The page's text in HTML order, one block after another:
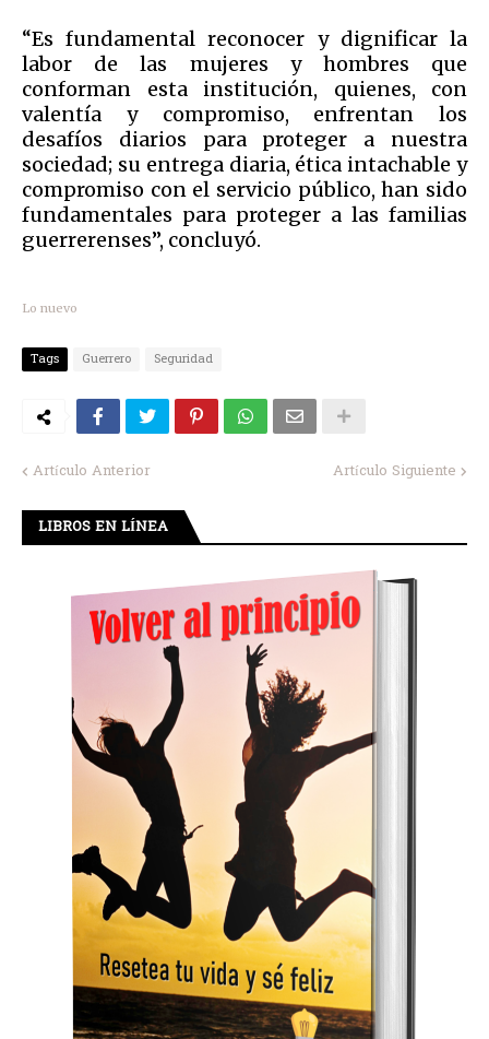
“Es fundamental reconocer y dignificar la
labor de las mujeres y hombres que
conforman esta institución, quienes, con
valentía y compromiso, enfrentan los
desafíos diarios para proteger a nuestra
sociedad; su entrega diaria, ética intachable y
compromiso con el servicio público, han sido
fundamentales para proteger a las familias
guerrerenses”, concluyó.
Lo nuevo
Tags Guerrero Seguridad
Artículo Anterior Artículo Siguiente
LIBROS EN LÍNEA